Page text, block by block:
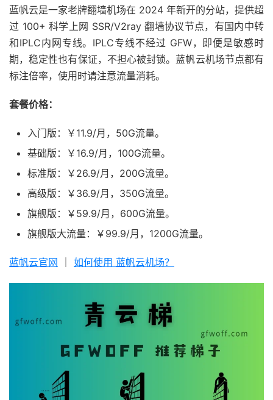
蓝帆云是一家老牌翻墙机场在 2024 年新开的分站，提供超
过 100+ 科学上网 SSR/V2ray 翻墙协议节点，有国内中转
和IPLC内网专线。IPLC专线不经过 GFW，即便是敏感时
期，稳定性也有保证，不担心被封锁。蓝帆云机场节点都有
标注倍率，使用时请注意流量消耗。
套餐价格：
入门版：￥11.9/月，50G流量。
基础版：￥16.9/月，100G流量。
标准版：￥26.9/月，200G流量。
高级版：￥36.9/月，350G流量。
旗舰版：￥59.9/月，600G流量。
旗舰版大流量：￥99.9/月，1200G流量。
蓝帆云官网 如何使用 蓝帆云机场？